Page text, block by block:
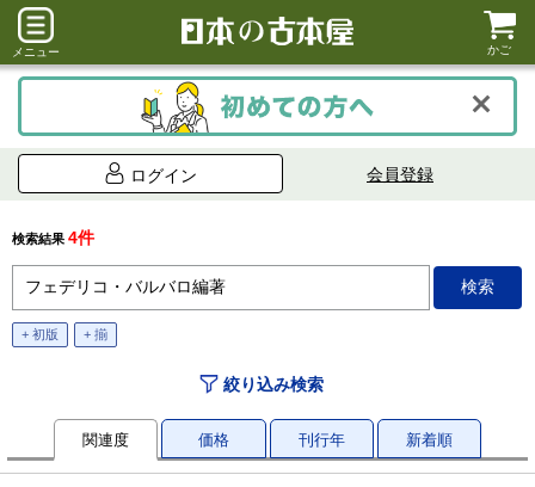
メニュー かご
ログイン 会員登録
検索結果 4件
+ 初版 + 揃
絞り込み検索
関連度 価格 刊行年 新着順